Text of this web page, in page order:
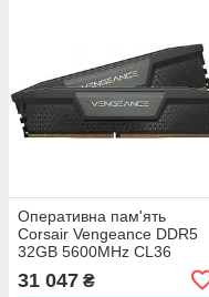
Оперативна пам'ять
Corsair Vengeance DDR5
32GB 5600MHz CL36
(CMK32GX5M2B5600C36)
31 047 ₴